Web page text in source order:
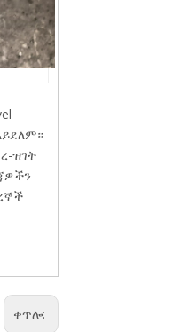
ዝገት
ቀጥሎ: